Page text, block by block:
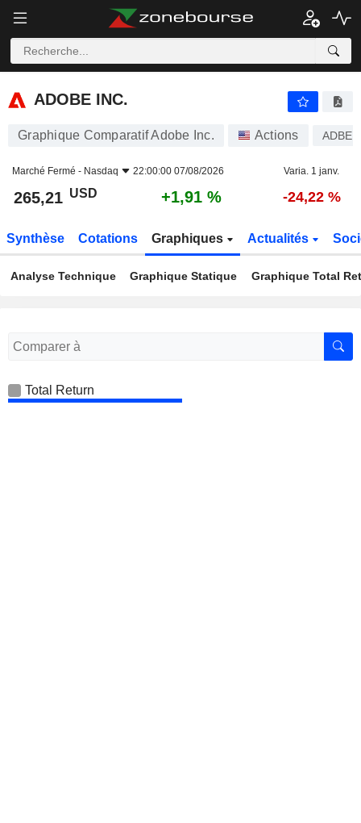
ADOBE INC.
ADOBE INC.
Graphique Comparatif Adobe Inc. Actions ADBE
Marché Fermé - Nasdaq 22:00:00 07/08/2026 Varia. 1 janv.
265,21 USD +1,91 % -24,22 %
Synthèse Cotations Graphiques Actualités
Analyse Technique Graphique Statique Graphique Total
Total Return